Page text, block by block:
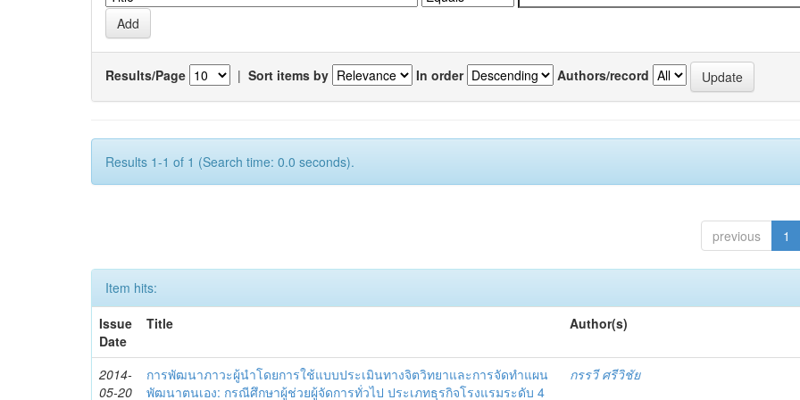
Results/Page | Sort items by In order Authors/record
Results 1-1 of 1 (Search time: 0.0 seconds).
previous 1
Item hits:
Issue
Date
Title Author(s)
2014-
05-20
การพัฒนาภาวะผู้นำโดยการใช้แบบประเมินทางจิตวิทยาและการจัดทำแผน
พัฒนาตนเอง: กรณีศึกษาผู้ช่วยผู้จัดการทั่วไป ประเภทธุรกิจโรงแรมระดับ 4
กรรวี ศรีวิชัย